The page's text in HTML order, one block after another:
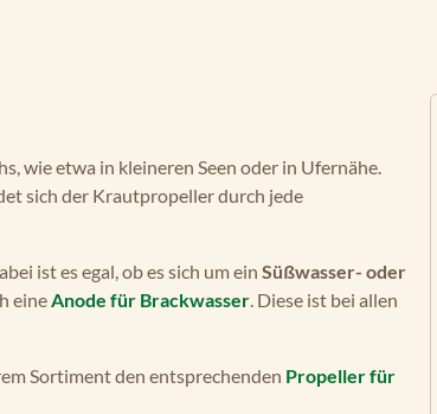
wie etwa in kleineren Seen oder in Ufernähe.
sich der Krautpropeller durch jede
ist es egal, ob es sich um ein Süßwasser- oder
eineAnode für Brackwasser. Diese ist bei allen
Sortiment den entsprechenden Propeller für